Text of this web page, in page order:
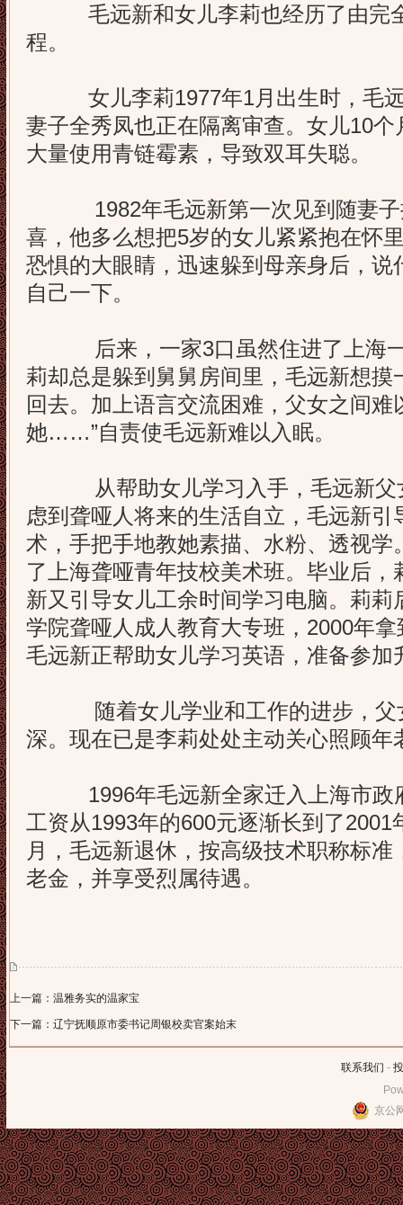
毛远新和女儿李莉也经历了由完全
程。
女儿李莉1977年1月出生时，毛远
妻子全秀凤也正在隔离审查。女儿10
大量使用青链霉素，导致双耳失聪。
1982年毛远新第一次见到随妻子
喜，他多么想把5岁的女儿紧紧抱在怀
恐惧的大眼睛，迅速躲到母亲身后，说
自己一下。
后来，一家3口虽然住进了上海一
莉却总是躲到舅舅房间里，毛远新想
回去。加上语言交流困难，父女之间难
她……”自责使毛远新难以入眠。
从帮助女儿学习入手，毛远新父
虑到聋哑人将来的生活自立，毛远新引
术，手把手地教她素描、水粉、透视
了上海聋哑青年技校美术班。毕业后
新又引导女儿工余时间学习电脑。莉
学院聋哑人成人教育大专班，2000年
毛远新正帮助女儿学习英语，准备参加
随着女儿学业和工作的进步，父
深。现在已是李莉处处主动关心照顾年
1996年毛远新全家迁入上海市政
工资从1993年的600元逐渐长到了2001
月，毛远新退休，按高级技术职称标
老金，并享受烈属待遇。
上一篇：温雅务实的温家宝
下一篇：辽宁抚顺原市委书记周银校卖官案始末
联系我们 -
京公